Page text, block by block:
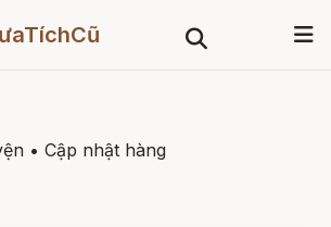
• Cập nhật hàng